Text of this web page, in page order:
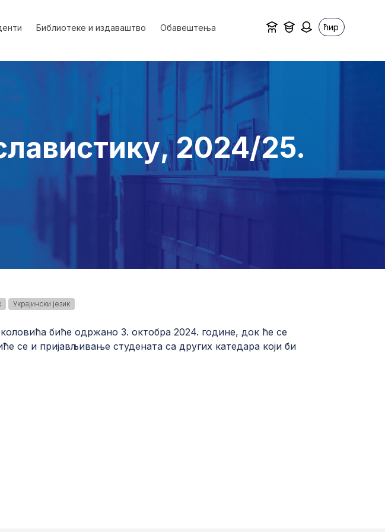
Библиотеке и издаваштво Обавештења ћир
2024/25.
Украјински језик
биће одржано 3. октобра 2024. године, док ће се
се и пријављивање студената са других катедара који би